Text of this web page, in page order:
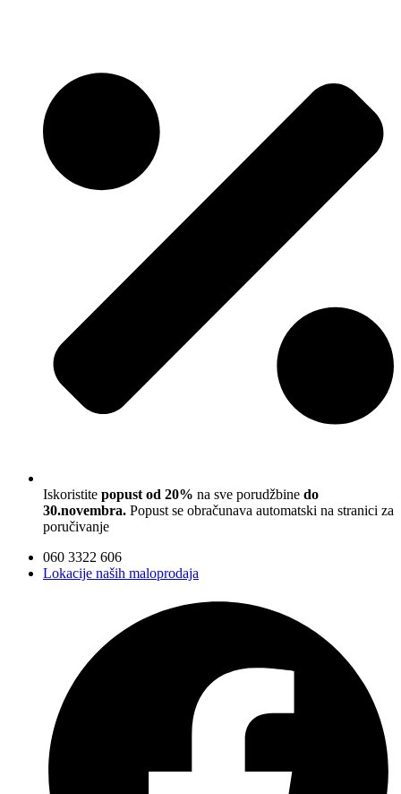
Iskoristite popust od 20% na sve porudžbine do
30.novembra. Popust se obračunava automatski na stranici za
poručivanje
060 3322 606
Lokacije naših maloprodaja